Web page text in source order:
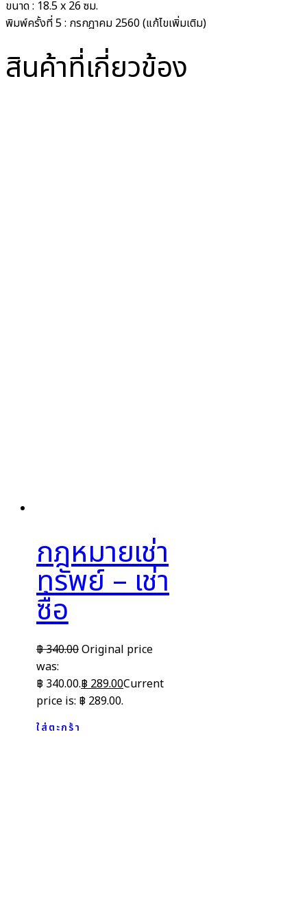
ขนาด : 18.5 x 26 ซม.
พิมพ์ครั้งที่5 : กรกฎาคม 2560 (แก้ไขเพิ่มเติม)
สินค้าที่เกี่ยวข้อง
กฎหมายเช่า
ทรัพย์ – เช่า
ซื้อ
฿340.00Original price
was:
฿ 340.00.฿289.00Current
price is: ฿ 289.00.
ใส่ตะกร้า